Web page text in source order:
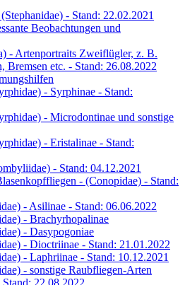
- Stand: 22.02.2021
Beobachtungen und
- Artenportraits Zweiflügler, z. B.
Bremsen etc. - Stand: 26.08.2022
- Syrphinae - Stand:
- Microdontinae und sonstige
- Eristalinae - Stand:
- Stand: 04.12.2021
- (Conopidae) - Stand:
- Asilinae - Stand: 06.06.2022
- Brachyrhopalinae
- Dasypogoniae
- Dioctriinae - Stand: 21.01.2022
- Laphriinae - Stand: 10.12.2021
- sonstige Raubfliegen-Arten
22.08.2022